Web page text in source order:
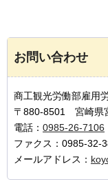
お問い合わせ
商工観光労働部雇用
〒880-8501 宮崎県
電話： 0985-26-7106
ファクス：0985-32-
メールアドレス：